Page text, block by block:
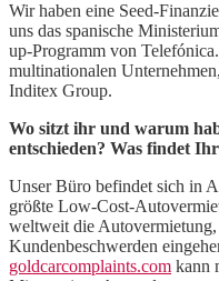
Wir haben eine Seed-
uns das spanische
up-Programm von
multinationalen
Inditex Group.
Wo sitzt ihr und warum
entschieden? Was findet
Unser Büro befindet sich in
größte Low-Cost-
weltweit die Autovermietung,
Kundenbeschwerden
goldcarcomplaints.com kann